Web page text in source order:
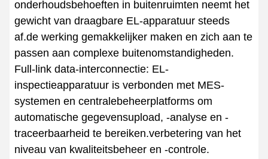
onderhoudsbehoeften in buitenruimten neemt het
gewicht van draagbare EL-apparatuur steeds
af.de werking gemakkelijker maken en zich aan te
passen aan complexe buitenomstandigheden.
Full-link data-interconnectie: EL-
inspectieapparatuur is verbonden met MES-
systemen en centralebeheerplatforms om
automatische gegevensupload, -analyse en -
traceerbaarheid te bereiken.verbetering van het
niveau van kwaliteitsbeheer en -controle.